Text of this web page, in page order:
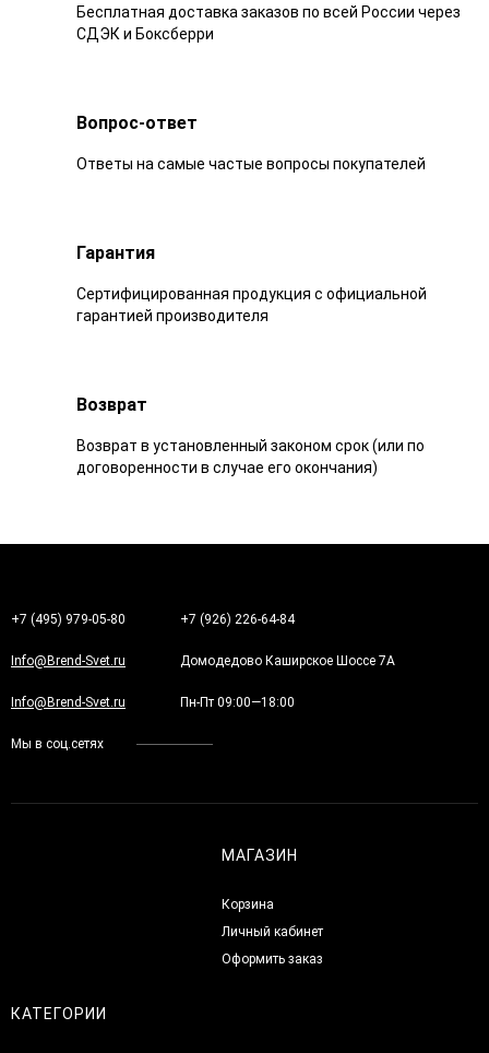
Бесплатная доставка заказов по всей России через
СДЭК и Боксберри
Вопрос-ответ
Ответы на самые частые вопросы покупателей
Гарантия
Сертифицированная продукция с официальной
гарантией производителя
Возврат
Возврат в установленный законом срок (или по
договоренности в случае его окончания)
+7 (495) 979-05-80 +7 (926) 226-64-84
Info@Brend-Svet.ru Домодедово Каширское Шоссе 7А
Info@Brend-Svet.ru Пн-Пт 09:00—18:00
Мы в соц.сетях
МАГАЗИН
Корзина
Личный кабинет
Оформить заказ
КАТЕГОРИИ